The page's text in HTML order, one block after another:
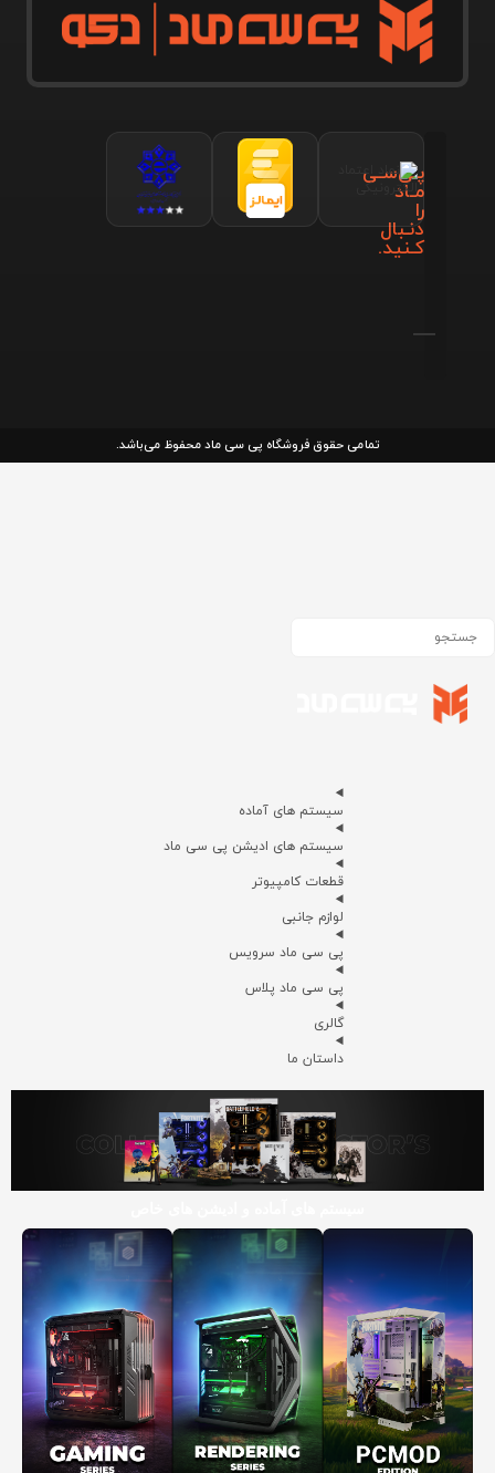
پـی‌سـی
مـاد
را
دنـبال
کـنید.
تمامی حقوق فروشگاه پی سی ماد محفوظ می‌باشد.
سیستم های آماده
سیستم های ادیشن پی سی ماد
قطعات کامپیوتر
لوازم جانبی
پی سی ماد سرویس
پی سی ماد پلاس
گالری
داستان ما